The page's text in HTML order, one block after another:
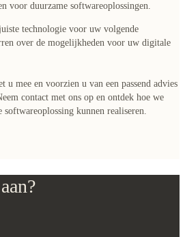
voor duurzame softwareoplossingen.
technologie voor uw volgende
over de mogelijkheden voor uw digitale
u mee en voorzien u van een passend advies
contact met ons op en ontdek hoe we
softwareoplossing kunnen realiseren.